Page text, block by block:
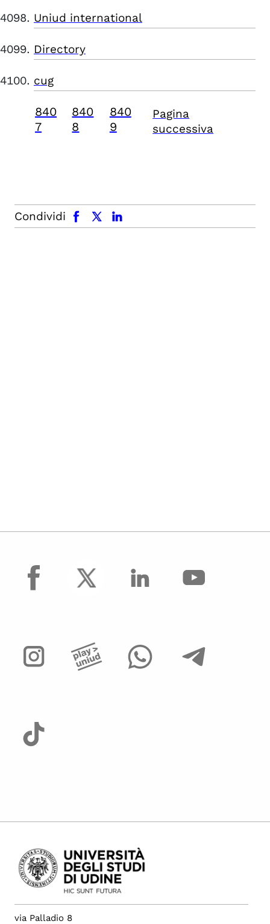
Uniud international
Directory
cug
840
7
840
8
840
9
Pagina
successiva
Condividi
facebook x.com linkedin
facebook
via Palladio 8